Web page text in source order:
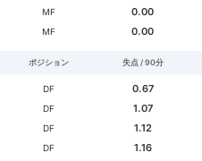
MF
0.00
MF 0.00
ポジション 失点 / 90分
DF
0.67
DF
1.07
DF
1.12
DF
1.16